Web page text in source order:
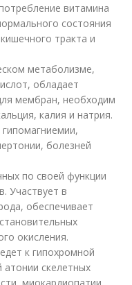
витамина
состояния
тракта и
метаболизме,
обладает
мембран, необходим
калия и натрия.
болезней
по своей функции
Участвует в
обеспечивает
окисления.
к гипохромной
скелетных